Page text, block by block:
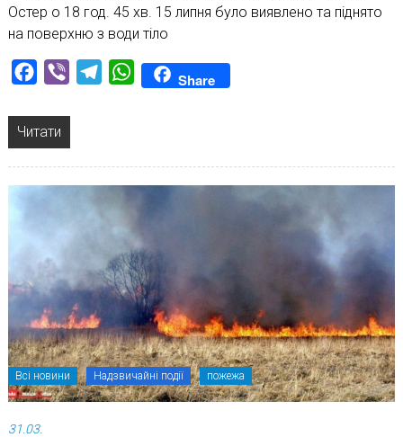
Остер о 18 год. 45 хв. 15 липня було виявлено та піднято
на поверхню з води тіло
Facebook
Viber TelegramWhatsAppShare
Читати
Всі новини Надзвичайні події пожежа
31.03.